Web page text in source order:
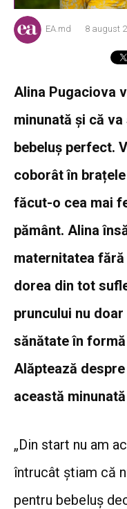
EA.md 8 august
Alina Pugaciova
minunată și că
bebeluș perfect.
coborât în
făcut-o cea mai
pământ. Alina
maternitatea
dorea din tot
pruncului nu
sănătate în
Alăptează
această
„Din start nu am
întrucât știam că
pentru bebeluș